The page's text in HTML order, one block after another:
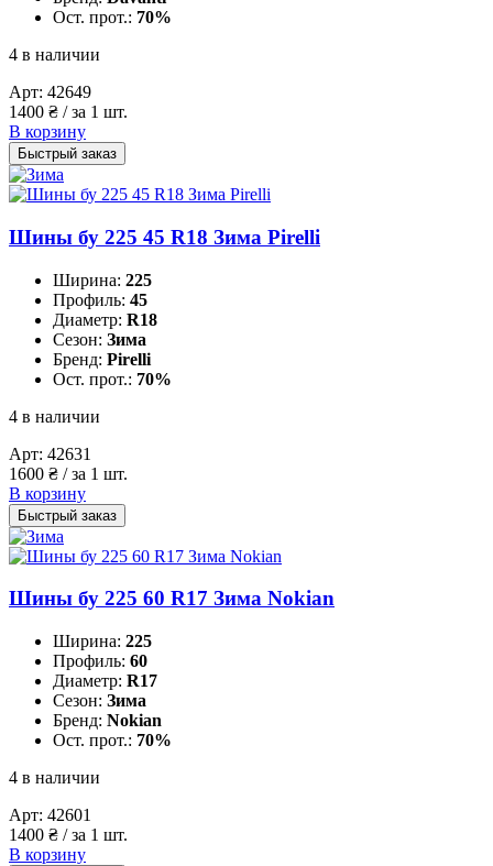
Ост. прот.: 70%
4 в наличии
Арт: 42649
1400 ₴ / за 1 шт.
В корзину
Быстрый заказ
Шины бу 225 45 R18 Зима Pirelli
Ширина: 225
Профиль: 45
Диаметр: R18
Сезон: Зима
Бренд: Pirelli
Ост. прот.: 70%
4 в наличии
Арт: 42631
1600 ₴ / за 1 шт.
В корзину
Быстрый заказ
Шины бу 225 60 R17 Зима Nokian
Ширина: 225
Профиль: 60
Диаметр: R17
Сезон: Зима
Бренд: Nokian
Ост. прот.: 70%
4 в наличии
Арт: 42601
1400 ₴ / за 1 шт.
В корзину